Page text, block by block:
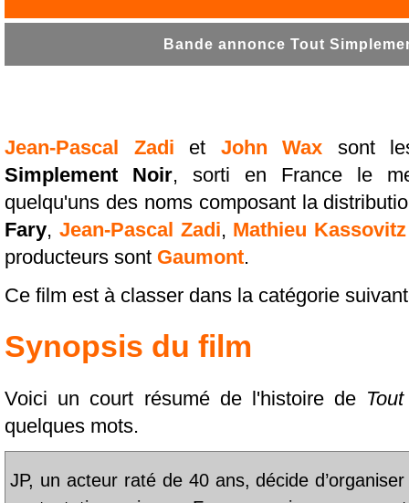
Bande annonce Tout
Jean-Pascal Zadi et John Wax sont
Simplement Noir, sorti en France le
quelqu'uns des noms composant la
Fary, Jean-Pascal Zadi, Mathieu Kassovitz
producteurs sont Gaumont.
Ce film est à classer dans la catégorie
Synopsis du film
Voici un court résumé de l'histoire de
quelques mots.
JP, un acteur raté de 40 ans, décide